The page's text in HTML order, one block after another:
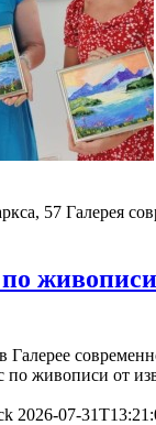
57 Галерея
Галерее
по живописи от
2026-07-